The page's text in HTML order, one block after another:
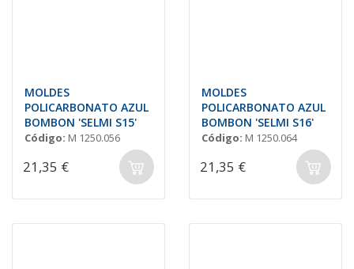
MOLDES
POLICARBONATO AZUL
BOMBON 'SELMI S15'
Código: M 1250.056
21,35 €
MOLDES
POLICARBONATO AZUL
BOMBON 'SELMI S16'
Código: M 1250.064
21,35 €